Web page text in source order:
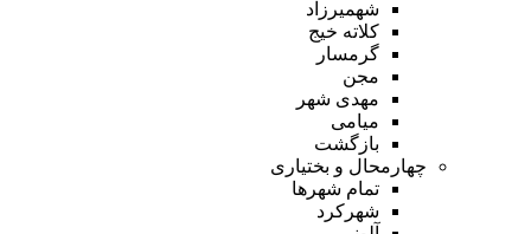
شهمیرزاد
کلاته خیج
گرمسار
مجن
مهدی شهر
میامی
بازگشت
چهارمحال و بختیاری
تمام شهر‌ها
شهرکرد